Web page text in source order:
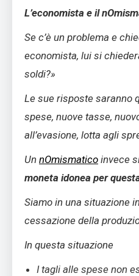
L’economista e il
Se c’è un problema e
economista, lui si
soldi?»
Le sue risposte saranno
spese, nuove tasse,
all’evasione, lotta agli
Un nOmismatico invece
moneta idonea per
Siamo in una situazione
cessazione della
In questa situazione
I tagli alle spese non